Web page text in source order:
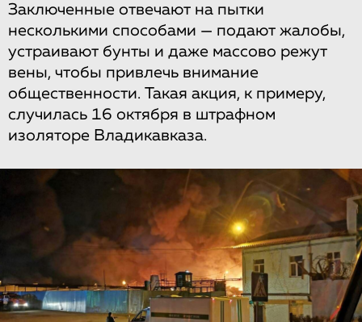
Заключенные отвечают на пытки
несколькими способами — подают жалобы,
устраивают бунты и даже массово режут
вены, чтобы привлечь внимание
общественности. Такая акция, к примеру,
случилась 16 октября в штрафном
изоляторе Владикавказа.